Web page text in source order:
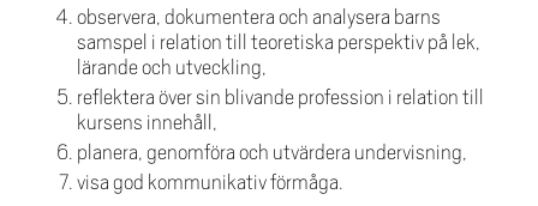
observera, dokumentera och analysera barns
samspel i relation till teoretiska perspektiv på lek,
lärande och utveckling,
reflektera över sin blivande profession i relation till
kursens innehåll,
planera, genomföra och utvärdera undervisning,
visa god kommunikativ förmåga.